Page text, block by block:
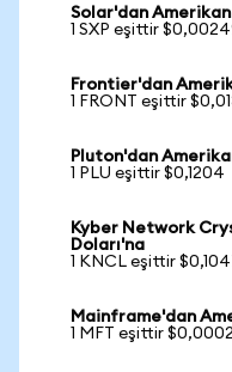
Solar'dan Amerikan
1 SXP eşittir
Frontier'dan
1 FRONT eşittir
Pluton'dan
1 PLU eşittir $0,1204
Kyber Network
Doları'na
1 KNCL eşittir
Mainframe'dan
1 MFT eşittir